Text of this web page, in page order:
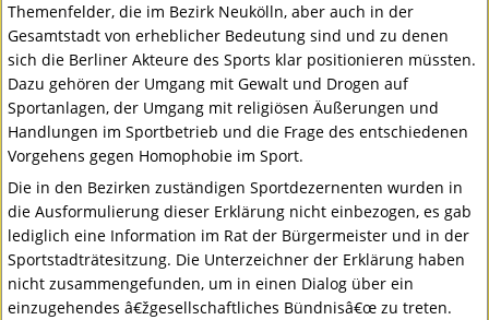
Themenfelder, die im Bezirk Neukölln, aber auch in der
Gesamtstadt von erheblicher Bedeutung sind und zu denen
sich die Berliner Akteure des Sports klar positionieren müssten.
Dazu gehören der Umgang mit Gewalt und Drogen auf
Sportanlagen, der Umgang mit religiösen Äußerungen und
Handlungen im Sportbetrieb und die Frage des entschiedenen
Vorgehens gegen Homophobie im Sport.
Die in den Bezirken zuständigen Sportdezernenten wurden in
die Ausformulierung dieser Erklärung nicht einbezogen, es gab
lediglich eine Information im Rat der Bürgermeister und in der
Sportstadträtesitzung. Die Unterzeichner der Erklärung haben
nicht zusammengefunden, um in einen Dialog über ein
einzugehendes â€žgesellschaftliches Bündnisâ€œ zu treten.